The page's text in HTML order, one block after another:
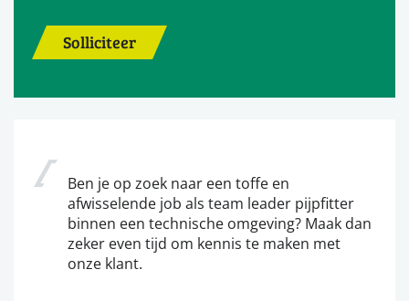
Solliciteer
Ben je op zoek naar een toffe en
afwisselende job als team leader pijpfitter
binnen een technische omgeving? Maak dan
zeker even tijd om kennis te maken met
onze klant.